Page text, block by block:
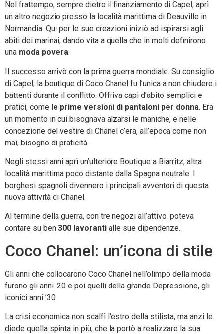
Nel frattempo, sempre dietro il finanziamento di Capel, aprì
un altro negozio presso la località marittima di Deauville in
Normandia. Qui per le sue creazioni iniziò ad ispirarsi agli
abiti dei marinai, dando vita a quella che in molti definirono
una moda povera.
Il successo arrivò con la prima guerra mondiale. Su consiglio
di Capel, la boutique di Coco Chanel fu l’unica a non chiudere i
battenti durante il conflitto. Offriva capi d’abito semplici e
pratici, come le prime versioni di pantaloni per donna. Era
un momento in cui bisognava alzarsi le maniche, e nelle
concezione del vestire di Chanel c’era, all’epoca come non
mai, bisogno di praticità.
Negli stessi anni aprì un’ulteriore Boutique a Biarritz, altra
località marittima poco distante dalla Spagna neutrale. I
borghesi spagnoli divennero i principali avventori di questa
nuova attività di Chanel.
Al termine della guerra, con tre negozi all’attivo, poteva
contare su ben 300 lavoranti alle sue dipendenze.
Coco Chanel: un’icona di stile
Gli anni che collocarono Coco Chanel nell’olimpo della moda
furono gli anni ’20 e poi quelli della grande Depressione, gli
iconici anni ’30.
La crisi economica non scalfì l’estro della stilista, ma anzi le
diede quella spinta in più, che la portò a realizzare la sua